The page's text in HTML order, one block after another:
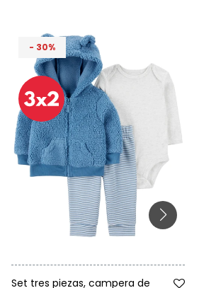
30
Set tres piezas, campera de